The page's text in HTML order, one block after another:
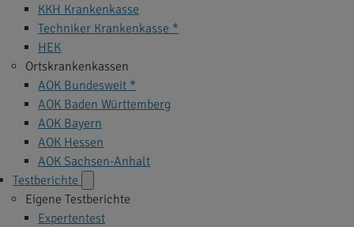
KKH Krankenkasse
Techniker Krankenkasse *
HEK
Ortskrankenkassen
AOK Bundesweit *
AOK Baden Württemberg
AOK Bayern
AOK Hessen
AOK Sachsen-Anhalt
Testberichte
Eigene Testberichte
Expertentest